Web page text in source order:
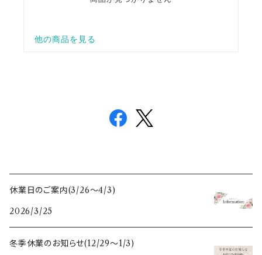
休業日のご案内(3/26〜4/3)
2026/3/25
冬季休業のお知らせ(12/29〜1/3)